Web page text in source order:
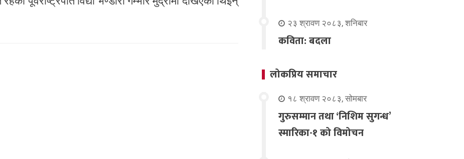
२३ श्रावण २०८३, शनिबार
कविता: बदला
लोकप्रिय समाचार
१८ श्रावण २०८३, सोमबार
गुरुसम्मान तथा ‘निशिम सुगन्ध’
स्मारिका-१ को विमोचन